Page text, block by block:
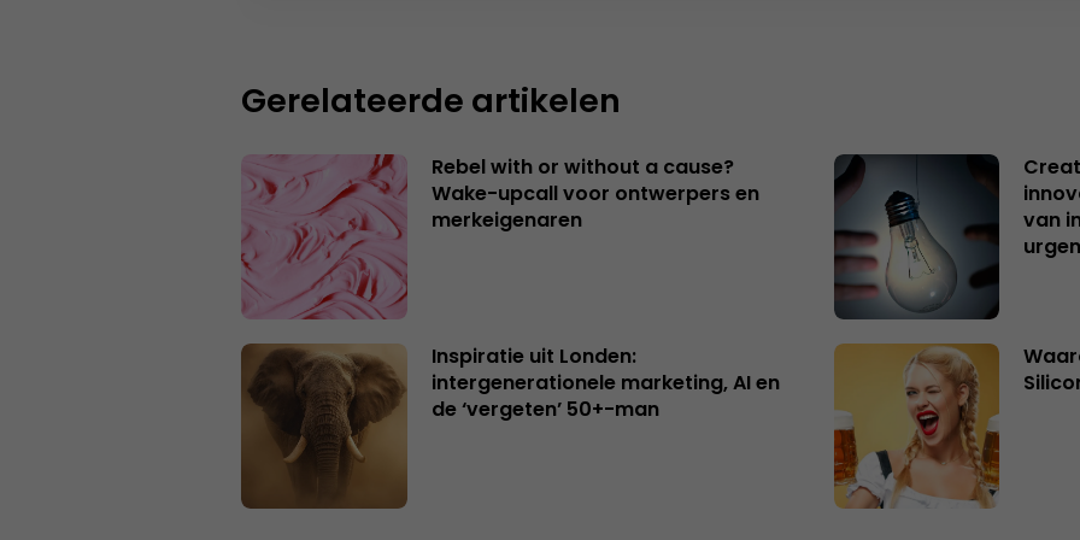
Gerelateerde artikelen
Rebel with or without a cause?
Wake-upcall voor ontwerpers en
merkeigenaren
van
Inspiratie uit Londen:
intergenerationele marketing, AI en
de ‘vergeten’ 50+-man